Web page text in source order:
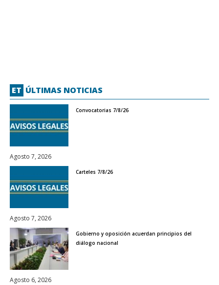
ET ÚLTIMAS NOTICIAS
Convocatorias 7/8/26
Agosto 7, 2026
Carteles 7/8/26
Agosto 7, 2026
Gobierno y oposición acuerdan principios del
diálogo nacional
Agosto 6, 2026